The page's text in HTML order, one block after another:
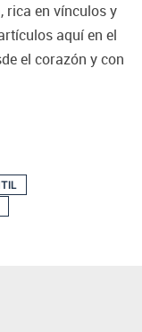
rica en vínculos y
aquí en el
el corazón y con